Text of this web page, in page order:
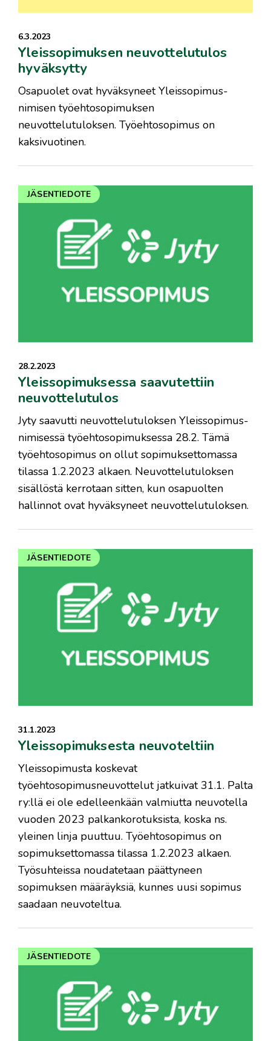
6.3.2023
Yleissopimuksen neuvottelutulos
hyväksytty
Osapuolet ovat hyväksyneet Yleissopimus-
nimisen työehtosopimuksen
neuvottelutuloksen. Työehtosopimus on
kaksivuotinen.
JÄSENTIEDOTE
28.2.2023
Yleissopimuksessa saavutettiin
neuvottelutulos
Jyty saavutti neuvottelutuloksen Yleissopimus-
nimisessä työehtosopimuksessa 28.2. Tämä
työehtosopimus on ollut sopimuksettomassa
tilassa 1.2.2023 alkaen. Neuvottelutuloksen
sisällöstä kerrotaan sitten, kun osapuolten
hallinnot ovat hyväksyneet neuvottelutuloksen.
JÄSENTIEDOTE
31.1.2023
Yleissopimuksesta neuvoteltiin
Yleissopimusta koskevat
työehtosopimusneuvottelut jatkuivat 31.1. Palta
ry:llä ei ole edelleenkään valmiutta neuvotella
vuoden 2023 palkankorotuksista, koska ns.
yleinen linja puuttuu. Työehtosopimus on
sopimuksettomassa tilassa 1.2.2023 alkaen.
Työsuhteissa noudatetaan päättyneen
sopimuksen määräyksiä, kunnes uusi sopimus
saadaan neuvoteltua.
JÄSENTIEDOTE